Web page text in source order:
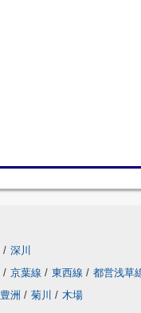
/ 深川
/ 京葉線 / 東西線 / 都営浅草
豊洲 / 菊川 / 木場